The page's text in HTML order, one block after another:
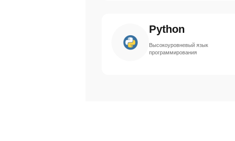
Python
Высокоуровневый язык
программирования